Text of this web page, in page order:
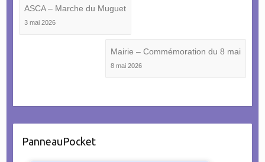
ASCA – Marche du Muguet
3 mai 2026
Mairie – Commémoration du 8 mai
8 mai 2026
PanneauPocket